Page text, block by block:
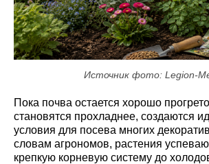
Источник фото: Legion-
Пока почва остается хорошо
становятся прохладнее, создаются
условия для посева многих
словам агрономов, растения
крепкую корневую систему до